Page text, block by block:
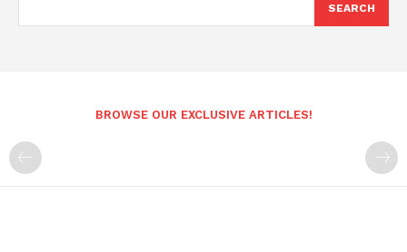
SEARCH
BROWSE OUR EXCLUSIVE ARTICLES!